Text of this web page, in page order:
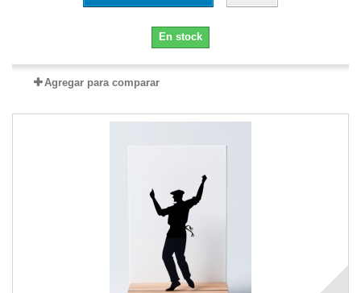
En stock
Agregar para comparar